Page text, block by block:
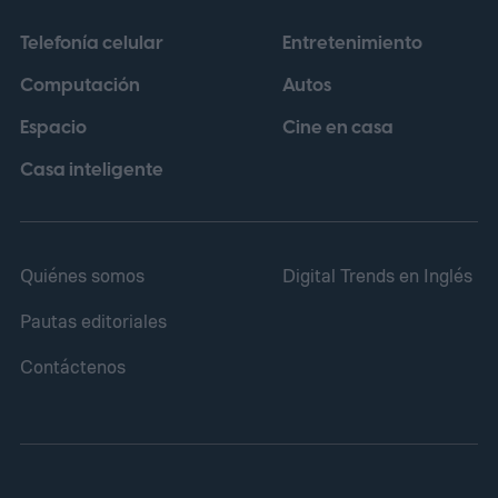
pertenecientes a la familia Microviridae.
Telefonía celular
Computación
Espacio
Casa inteligente
Entretenimiento
Autos
Cine en casa
Quiénes somos
Pautas editoriales
Contáctenos
Digital Trends en Inglés